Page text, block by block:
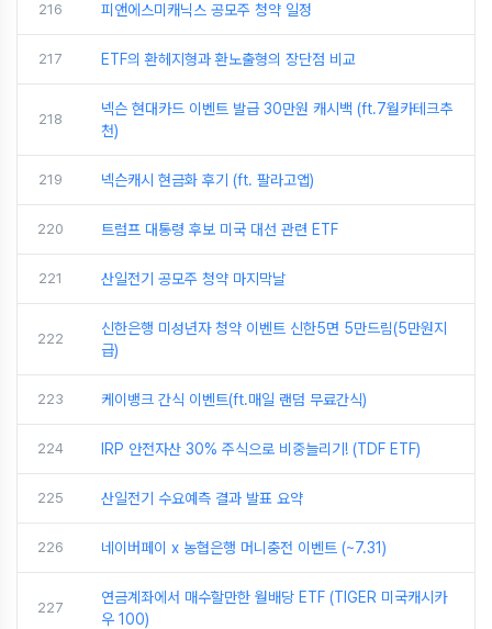
216 피앤에스미캐닉스 공모주 청약 일정
217 ETF의 환헤지형과 환노출형의 장단점 비교
218
넥슨 현대카드 이벤트 발급 30만원 캐시백 (ft.7월카테크추
천)
219 넥슨캐시 현금화 후기 (ft. 팔라고앱)
220 트럼프 대통령 후보 미국 대선 관련 ETF
221 산일전기 공모주 청약 마지막날
222
신한은행 미성년자 청약 이벤트 신한5면 5만드림(5만원지
급)
223 케이뱅크 간식 이벤트(ft.매일 랜덤 무료간식)
224 IRP 안전자산 30% 주식으로 비중늘리기! (TDF ETF)
225 산일전기 수요예측 결과 발표 요약
226 네이버페이 x 농협은행 머니충전 이벤트 (~7.31)
227
연금계좌에서 매수할만한 월배당 ETF (TIGER 미국캐시카
우 100)